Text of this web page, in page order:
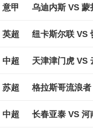
意甲 乌迪内斯 VS 蒙
英超 纽卡斯尔联 VS
中超 天津津门虎 VS
苏超 格拉斯哥流浪
中超 长春亚泰 VS 河